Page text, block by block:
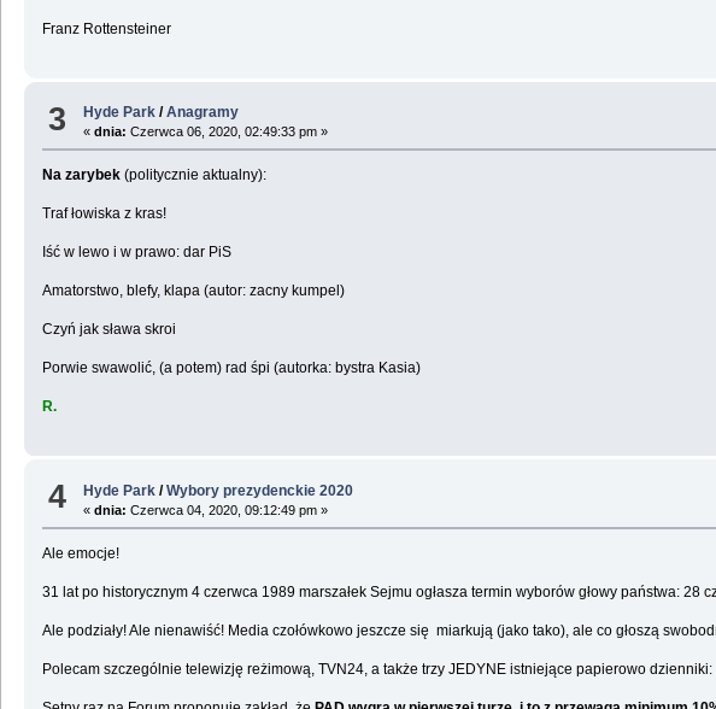
Franz Rottensteiner
3 Hyde Park /Anagramy
«dnia: Czerwca 06, 2020, 02:49:33 pm »
Na zarybek(politycznie aktualny):
Traf łowiska z kras!
Iść w lewo i w prawo: dar PiS
Amatorstwo, blefy, klapa (autor: zacny kumpel)
Czyń jak sława skroi
Porwie swawolić, (a potem) rad śpi (autorka: bystra Kasia)
R.
4 Hyde Park /Wybory prezydenckie 2020
«dnia: Czerwca 04, 2020, 09:12:49 pm »
Ale emocje!
31 lat po historycznym 4 czerwca 1989 marszałek Sejmu ogłasza termin wyborów głowy państwa: 28
Ale podziały! Ale nienawiść! Media czołówkowo jeszcze się miarkują (jako tako), ale co głoszą
Polecam szczególnie telewizję reżimową, TVN24, a także trzy JEDYNE istniejące papierowo dzienniki: